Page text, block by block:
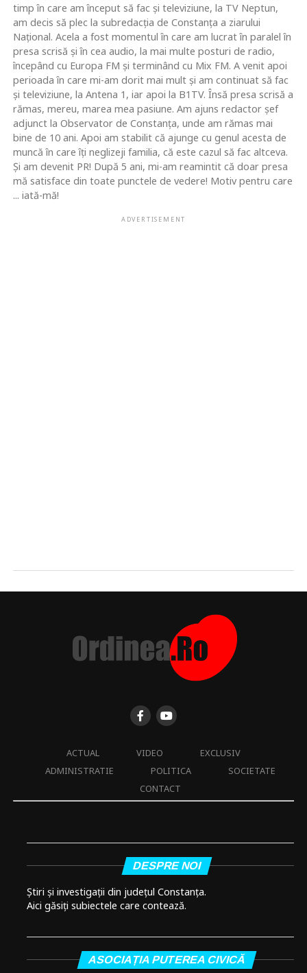
timp în care am început să fac şi televiziune, la TV Neptun,
am decis să plec la subredacţia de Constanţa a ziarului
Naţional. Acela a fost momentul în care am lucrat în paralel în
presa scrisă şi în cea audio, la mai multe posturi de radio,
începând cu Europa FM şi terminând cu Mix FM. A venit apoi
perioada în care mi-am dorit mai mult şi am continuat să fac
şi televiziune, la Antena 1, iar apoi la B1TV. Însă presa scrisă a
rămas, mereu, marea mea pasiune. Am ajuns redactor şef
adjunct la Observator de Constanţa, unde am rămas mai
bine de 10 ani. Apoi am stabilit că ajunge cu genul acesta de
muncă în care îţi neglizeji familia, că este cazul să fac altceva.
Şi am devenit PR! După 5 ani, mi-am reamintit că doar presa
mă satisface din toate punctele de vedere! Motiv pentru care
... iată-mă!
ADVERTISEMENT
ACTUAL VIDEO
EXCLUSIV
ADMINISTRATIE
POLITICA
SOCIETATE
CONTACT
DESPRE NOI
Știri și investigații din județul Constanța.
Aici găsiți subiectele care contează.
ASOCIAȚIA PUTEREA CIVICĂ